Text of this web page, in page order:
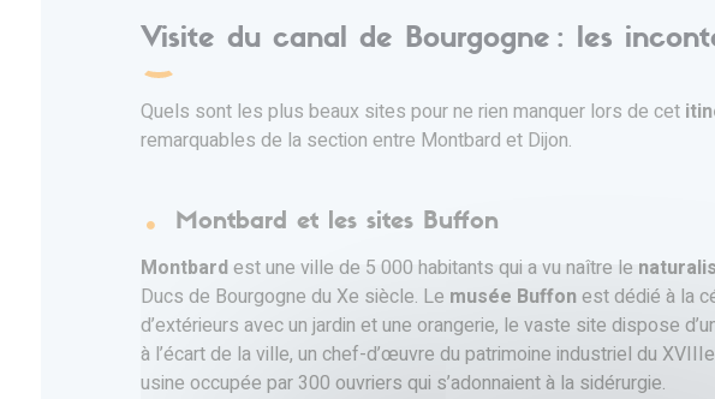
Visite du canal de Bourgogne : les
Quels sont les plus beaux sites pour ne rien manquer lors de cet
remarquables de la section entre Montbard et Dijon.
Montbard et les sites Buffon
Montbardest une ville de 5 000 habitants qui a vu naître le
Ducs de Bourgogne du Xe siècle. Le musée Buffonest dédié à la
d’extérieurs avec un jardin et une orangerie, le vaste site dispose
à l’écart de la ville, un chef-d’œuvre du patrimoine industriel du
usine occupée par 300 ouvriers qui s’adonnaient à la sidérurgie.